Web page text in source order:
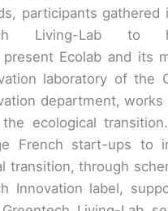
participants
Living-Lab
present Ecolab and its
laboratory of the
department,
the ecological
French start-ups to
transition, through
Innovation label,